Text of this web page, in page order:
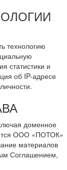
технологию
статистики и
об IP-адресе
доменное
ООО «ПОТОК»
материалов
Соглашением,